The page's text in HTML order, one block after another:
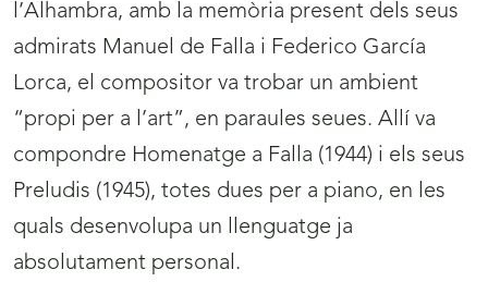
l’Alhambra, amb la memòria present dels seus
admirats Manuel de Falla i Federico García
Lorca, el compositor va trobar un ambient
“propi per a l’art”, en paraules seues. Allí va
compondre Homenatge a Falla (1944) i els seus
Preludis (1945), totes dues per a piano, en les
quals desenvolupa un llenguatge ja
absolutament personal.